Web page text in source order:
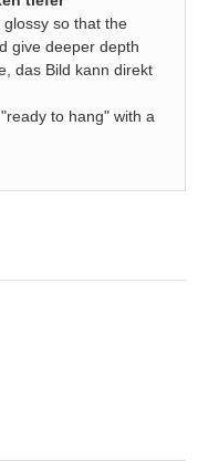
so that the
give deeper depth
das Bild kann direkt
to hang" with a